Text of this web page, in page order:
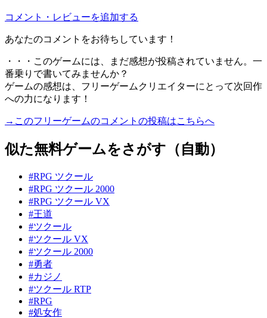
コメント・レビューを追加する
あなたのコメントをお待ちしています！
・・・このゲームには、まだ感想が投稿されていません。一
番乗りで書いてみませんか？
ゲームの感想は、フリーゲームクリエイターにとって次回作
への力になります！
→このフリーゲームのコメントの投稿はこちらへ
似た無料ゲームをさがす（自動）
#RPG ツクール
#RPG ツクール 2000
#RPG ツクール VX
#王道
#ツクール
#ツクール VX
#ツクール 2000
#勇者
#カジノ
#ツクール RTP
#RPG
#処女作